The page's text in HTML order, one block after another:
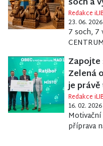
Redakce
23. 06. 2026
7 soch, 7
Zapojte
Zelená
je
Redakce
16. 02. 2026
příprava